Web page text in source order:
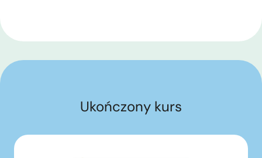
Ukończony kurs